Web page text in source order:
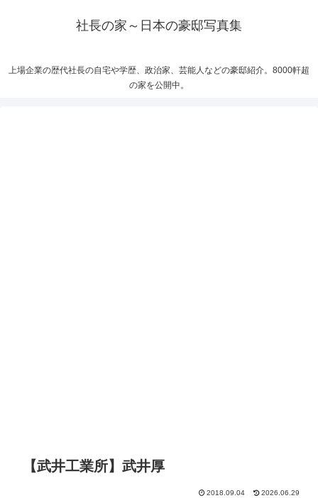
社長の家～日本の豪邸写真集
上場企業の歴代社長の自宅や学歴、政治家、芸能人などの豪邸紹介。8000軒超
の家を公開中。
【武井工業所】武井厚
2018.09.04 2026.06.29